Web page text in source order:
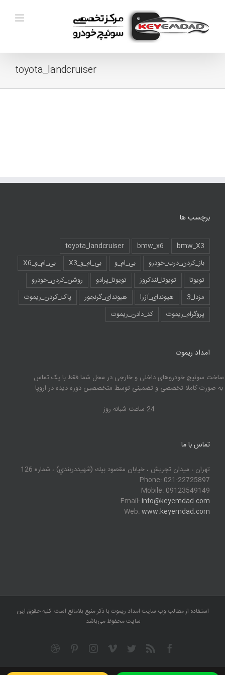
content
toyota_landcruiser
برچسب ها
bmw_X3
bmw_x6
toyota_landcruiser
باز_کردن_درب_خودرو
بی_ام_و بی_ام_و_X3
بی_ام_و_X6
تویوتا
تویوتا_لندکروز تویوتا_پرادو
روشن_کردن_خودرو
مزدا_3
هیوندای_آزرا هیوندای_گرنجور
پاک_کردن_ریموت
پروگرام_ریموت
کد_دادن_ریموت
امداد ریموت
ساخت سوئیچ خودروهای داخلی و خارجی در محل شما فقط با یک تماس
به صورت کاملا تخصصی و تضمینی توسط متخصصین دوره دیده در اروپا
24 ساعت شبانه روز
تماس با ما
تهران ، ميدان تجريش ، خيابان مقصود بيك (شهيددربندي) ، شماره 126
Phone: 021-22725897
Mobile: 09123549149
Email: info@keyemdad.com
Web: www.keyemdad.com
استفاده از مطالب وب سایت امداد ریموت با ذکر منبع بلامانع است. کلیه حقوق این
سایت محفوظ می‌باشد.
Facebook
Rss
Twitter
Vimeo
Instagram
Pinterest
Dribbble